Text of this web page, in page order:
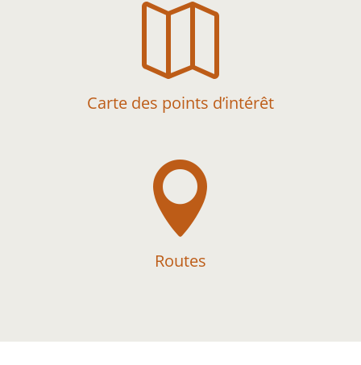

Carte des points d’intérêt

Routes